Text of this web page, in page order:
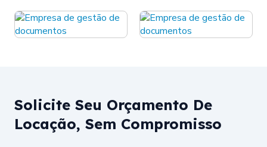
Solicite Seu Orçamento De
Locação, Sem Compromisso